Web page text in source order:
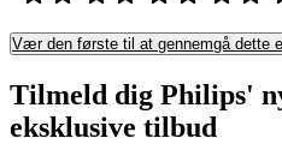
Vær den første til at gennemgå dette
Tilmeld dig Philips'
eksklusive tilbud